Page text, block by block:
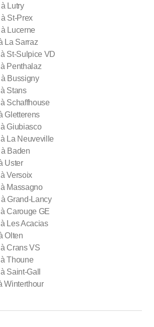
Lutry
St-Prex
Lucerne
La Sarraz
St-Sulpice VD
Penthalaz
Bussigny
Stans
Schaffhouse
Gletterens
Giubiasco
La Neuveville
Baden
Uster
Versoix
Massagno
Grand-Lancy
Carouge GE
Les Acacias
Olten
Crans VS
Thoune
Saint-Gall
Winterthour